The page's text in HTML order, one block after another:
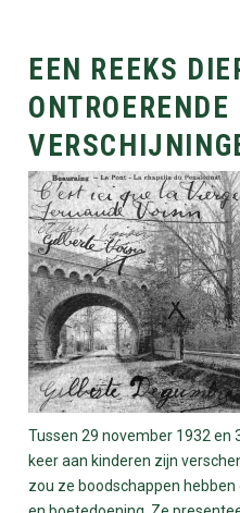
EEN REEKS
ONTROERENDE
Tussen 29 november 1932 en
keer aan kinderen zijn
zou ze boodschappen